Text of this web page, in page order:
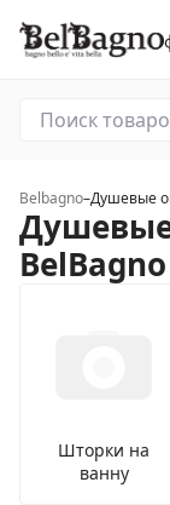
Belbagno–Душевые
BelBagno
Шторки на
ванну